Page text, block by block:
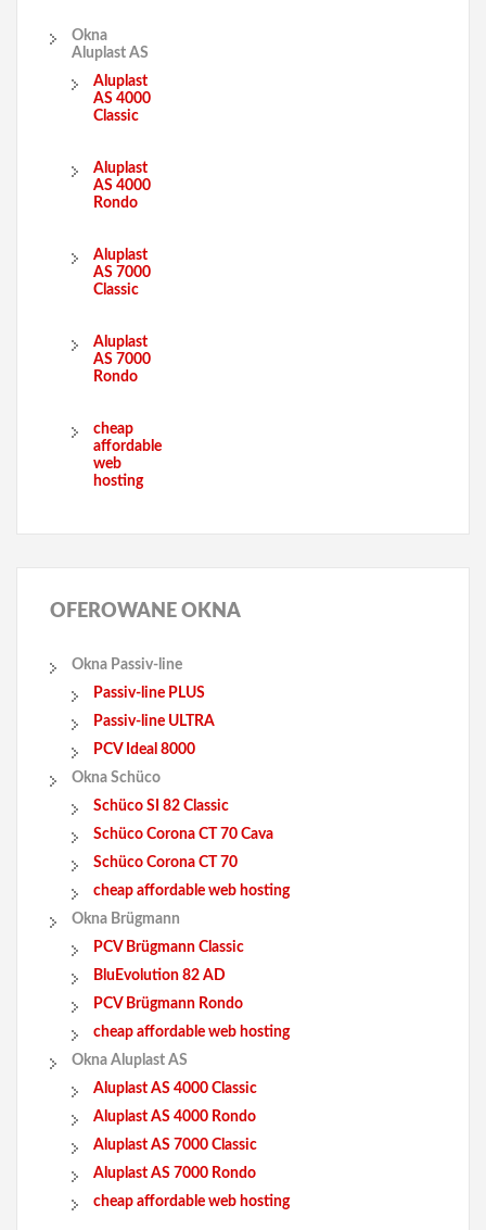
Okna
Aluplast AS
Aluplast
AS 4000
Classic
Aluplast
AS 4000
Rondo
Aluplast
AS 7000
Classic
Aluplast
AS 7000
Rondo
cheap
affordable
web
hosting
OFEROWANE OKNA
Okna Passiv-line
Passiv-line PLUS
Passiv-line ULTRA
PCV Ideal 8000
Okna Schüco
Schüco SI 82 Classic
Schüco Corona CT 70 Cava
Schüco Corona CT 70
cheap affordable web hosting
Okna Brügmann
PCV Brügmann Classic
BluEvolution 82 AD
PCV Brügmann Rondo
cheap affordable web hosting
Okna Aluplast AS
Aluplast AS 4000 Classic
Aluplast AS 4000 Rondo
Aluplast AS 7000 Classic
Aluplast AS 7000 Rondo
cheap affordable web hosting